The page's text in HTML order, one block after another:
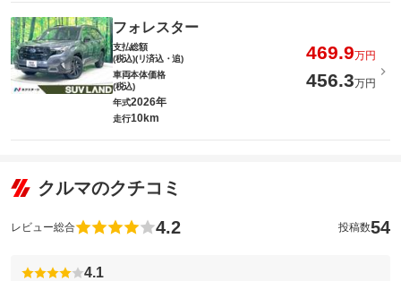
フォレスター
支払総額
(税込)(リ済込・追)
469.9万円
車両本体価格
(税込)
456.3万円
年式2026年
走行10km
クルマのクチコミ
レビュー総合 4.2 投稿数54
4.1